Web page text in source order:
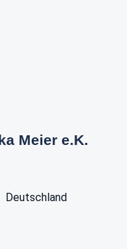
Meier e.K.
Deutschland